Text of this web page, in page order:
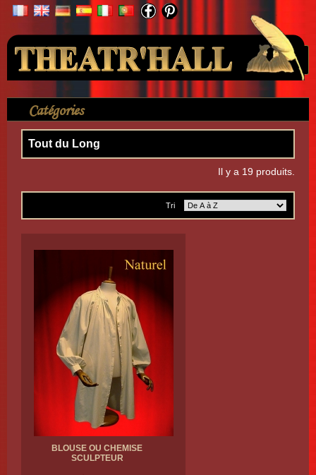
Votre compte
Catégories
Chemises > Chemise à boutonner devant
Tout du Long
Il y a 19 produits.
Tri
BLOUSE OU CHEMISE
SCULPTEUR